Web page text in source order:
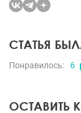
СТАТЬЯ
Понравилось: 6
ОСТАВИТЬ